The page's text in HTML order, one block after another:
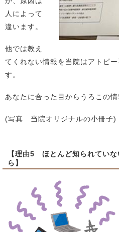
人によって
違います。
他では教え
てくれない情報を当院はアトピ
す。
あなたに合った目からうろこの情
(写真 当院オリジナルの小冊子)
【理由5 ほとんど知られてい
ら】